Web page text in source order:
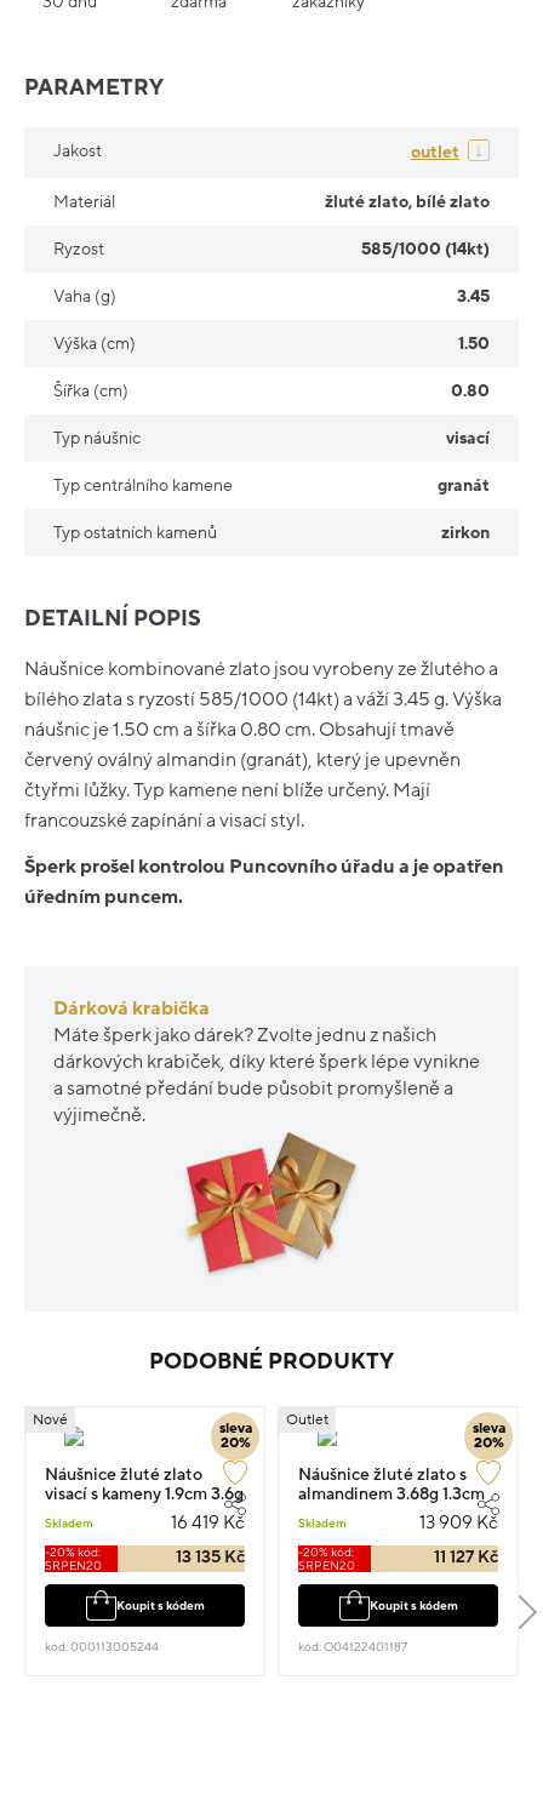
DETAILNÍ POPIS
Náušnice kombinované zlato jsou vyrobeny ze žlutého a
bílého zlata s ryzostí 585/1000 (14kt) a váží 3.45 g. Výška
náušnic je 1.50 cm a šířka 0.80 cm. Obsahují tmavě
červený oválný almandin (granát), který je upevněn
čtyřmi lůžky. Typ kamene není blíže určený. Mají
francouzské zapínání a visací styl.
Šperk prošel kontrolou Puncovního úřadu a je opatřen
úředním puncem.
Dárková krabička
Máte šperk jako dárek? Zvolte jednu z našich
dárkových krabiček, díky které šperk lépe vynikne
a samotné předání bude působit promyšleně a
výjimečně.
PARAMETRY
Jakost outlet
Materiál žluté zlato, bílé zlato
Ryzost 585/1000 (14kt)
Vaha (g) 3.45
Výška (cm) 1.50
Šířka (cm) 0.80
Typ náušnic visací
Typ centrálního kamene granát
Typ ostatních kamenů zirkon
PODOBNÉ PRODUKTY
sleva
20%
Nové
Náušnice žluté zlato
visací s kameny 1.9cm 3.6g
Skladem 16 419 Kč
-20% kód:
SRPEN20
13 135 Kč
Koupit s kódem
kód: 000113005244
sleva
20%
Outlet
Náušnice žluté zlato s
almandinem 3.68g 1.3cm
Skladem 13 909 Kč
-20% kód:
SRPEN20
11 127 Kč
Koupit s kódem
kód: O04122401187